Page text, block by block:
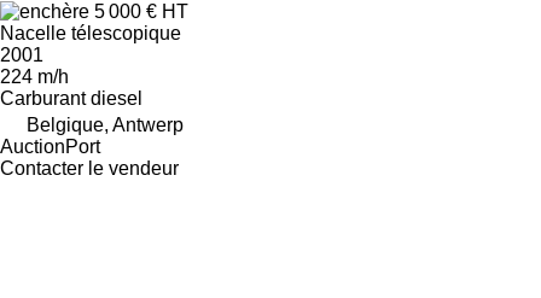
5 000 € HT
Nacelle télescopique
2001
224 m/h
Carburant diesel
Belgique, Antwerp
AuctionPort
Contacter le vendeur